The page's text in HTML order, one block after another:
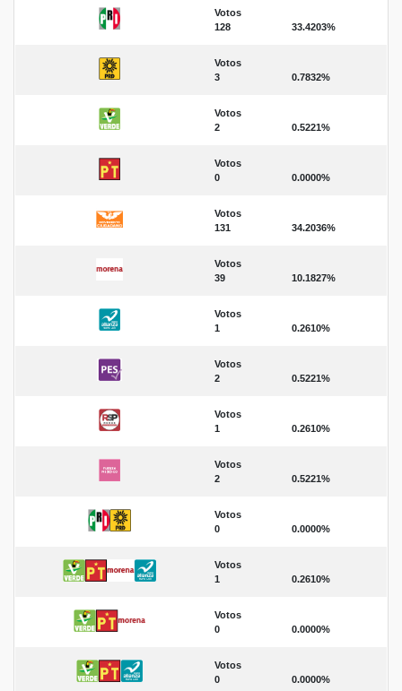
Votos
128
33.4203%
Votos
3
0.7832%
Votos
2
0.5221%
Votos
0
0.0000%
Votos
131
34.2036%
Votos
39
10.1827%
Votos
1
0.2610%
Votos
2
0.5221%
Votos
1
0.2610%
Votos
2
0.5221%
Votos
0
0.0000%
Votos
1
0.2610%
Votos
0
0.0000%
Votos
0
0.0000%